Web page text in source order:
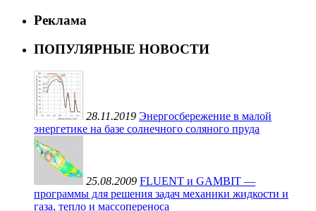
Реклама
ПОПУЛЯРНЫЕ НОВОСТИ
28.11.2019 Энергосбережение в малой
энергетике на базе солнечного соляного пруда
25.08.2009 FLUENT и GAMBIT —
программы для решения задач механики жидкости и
газа, тепло и массопереноса